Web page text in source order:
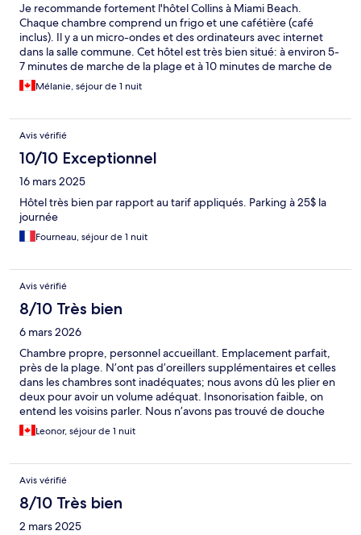
Je recommande fortement l'hôtel Collins à Miami Beach.
Chaque chambre comprend un frigo et une cafétière (café
inclus). Il y a un micro-ondes et des ordinateurs avec internet
dans la salle commune. Cet hôtel est très bien situé: à environ 5-
7 minutes de marche de la plage et à 10 minutes de marche de
l'épicerie Publix. Il y a une piscine avec des chaises longues sur
le terrain de l'hôtel. Enfin, il y a un kiosque de locations de vélos
accessibles à pied (Pizza-Hut, Subway, Love Brunch, Venezia,
etc.).
Mélanie, séjour de 1 nuit
Avis vérifié
10/10 Exceptionnel
16 mars 2025
Hôtel très bien par rapport au tarif appliqués. Parking à 25$ la
journée
Fourneau, séjour de 1 nuit
Avis vérifié
8/10 Très bien
6 mars 2026
Chambre propre, personnel accueillant. Emplacement parfait,
près de la plage. N’ont pas d’oreillers supplémentaires et celles
dans les chambres sont inadéquates; nous avons dû les plier en
deux pour avoir un volume adéquat. Insonorisation faible, on
entend les voisins parler. Nous n’avons pas trouvé de douche
pour se rincer avant la piscine On ne nous a pas mentionné
d’heures d’ouvertures pour la piscine, elle était fermée avant
Leonor, séjour de 1 nuit
Avis vérifié
8/10 Très bien
2 mars 2025